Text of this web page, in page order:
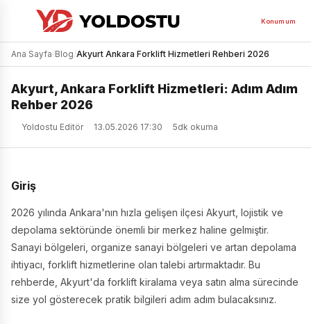
Konumum
Ana Sayfa/Blog/Akyurt Ankara Forklift Hizmetleri Rehberi 2026
Akyurt, Ankara Forklift Hizmetleri: Adım Adım
Rehber 2026
Yoldostu Editör 13.05.2026 17:30 5dk okuma
Giriş
2026 yılında Ankara'nın hızla gelişen ilçesi Akyurt, lojistik ve
depolama sektöründe önemli bir merkez haline gelmiştir.
Sanayi bölgeleri, organize sanayi bölgeleri ve artan depolama
ihtiyacı, forklift hizmetlerine olan talebi artırmaktadır. Bu
rehberde, Akyurt'da forklift kiralama veya satın alma sürecinde
size yol gösterecek pratik bilgileri adım adım bulacaksınız.